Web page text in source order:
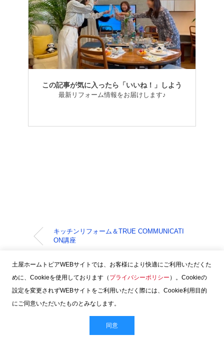
この記事が気に入ったら「いいね！」しよう
最新リフォーム情報をお届けします♪
キッチンリフォーム＆TRUE COMMUNICATI
ON講座
New Topic
土屋ホームトピアWEBサイトでは、お客様により快適にご利用いただくた
めに、Cookieを使用しております（ プライバシーポリシー ）。Cookieの
設定を変更されずWEBサイトをご利用いただく際には、Cookie利用目的
にご同意いただいたものとみなします。
同意